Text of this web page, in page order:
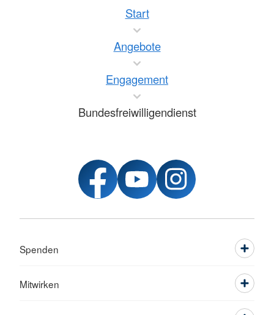
Start
Angebote
Engagement
Bundesfreiwilligendienst
Spenden
Mitwirken